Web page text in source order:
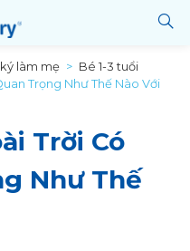
làm mẹ
Bé 1-3 tuổi
Trọng Như Thế Nào Với
Trời Có
Như Thế